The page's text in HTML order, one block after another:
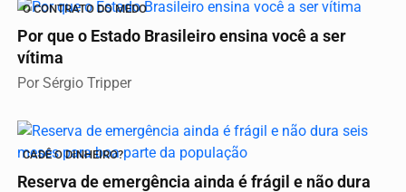
O CONTRATO DO MEDO
Por que o Estado Brasileiro ensina você a ser
vítima
Por Sérgio Tripper
CADÊ O DINHEIRO?
Reserva de emergência ainda é frágil e não dura